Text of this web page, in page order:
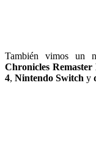
También vimos un
Chronicles Remaster
4, Nintendo Switch y